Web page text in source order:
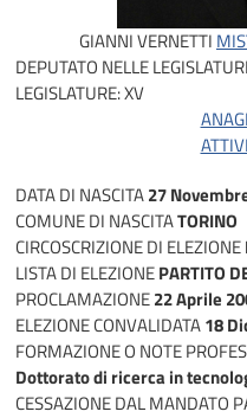
GIANNI VERNETTI
DEPUTATO NELLE
LEGISLATURE:XV
DATA DI NASCITA27
COMUNE DI NASCITATORINO
CIRCOSCRIZIONE DI ELEZIONE
LISTA DI ELEZIONEPARTITO
PROCLAMAZIONE22 Aprile
ELEZIONE CONVALIDATA18
FORMAZIONE O NOTE
Dottorato di ricerca in
CESSAZIONE DAL MANDATO